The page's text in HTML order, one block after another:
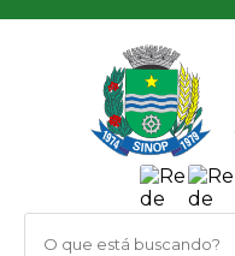
O que está buscando?